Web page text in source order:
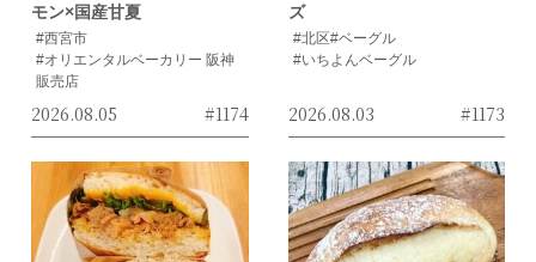
モン×国産甘夏
#西宮市
#オリエンタルベーカリー 阪神
販売店
2026.08.05 #1174
ズ
#北区#ベーグル
#いちよんベーグル
2026.08.03 #1173